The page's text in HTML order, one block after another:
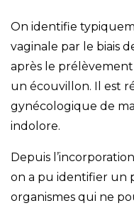
On identifie
vaginale par le biais
après le
un écouvillon. Il est
gynécologique de
indolore.
Depuis
on a pu identifier un
organismes qui ne